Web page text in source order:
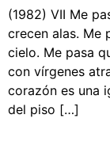
(1982) VII Me
crecen alas. Me
cielo. Me pasa
con vírgenes
corazón es una
del piso […]